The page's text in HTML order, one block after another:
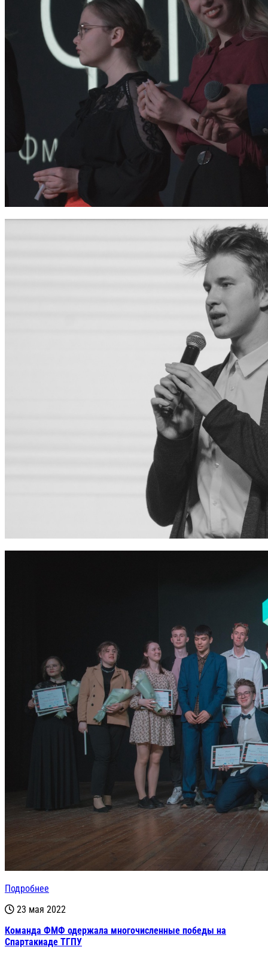
Подробнее
23 мая 2022
Команда ФМФ одержала многочисленные победы на
Спартакиаде ТГПУ